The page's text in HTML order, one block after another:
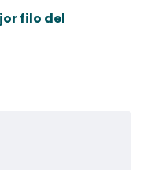
filo del